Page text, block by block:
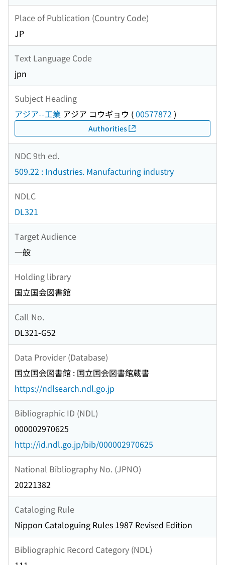
Place of Publication (Country Code)
JP
Text Language Code
jpn
Subject Heading
アジア--工業 アジア コウギョウ (00577872 )
Authorities
NDC 9th ed.
509.22 : Industries. Manufacturing industry
NDLC
DL321
Target Audience
一般
Holding library
国立国会図書館
Call No.
DL321-G52
Data Provider (Database)
国立国会図書館 : 国立国会図書館蔵書
https://ndlsearch.ndl.go.jp
Bibliographic ID (NDL)
000002970625
http://id.ndl.go.jp/bib/000002970625
National Bibliography No. (JPNO)
20221382
Cataloging Rule
Nippon Cataloguing Rules 1987 Revised Edition
Bibliographic Record Category (NDL)